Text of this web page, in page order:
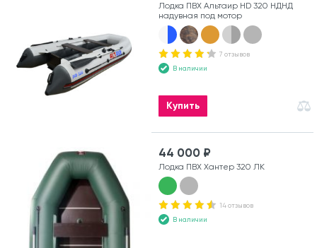
Лодка ПВХ Альтаир HD 320 НДНД
надувная под мотор
7 отзывов
В наличии
Купить
44 000 ₽
Лодка ПВХ Хантер 320 ЛК
14 отзывов
В наличии